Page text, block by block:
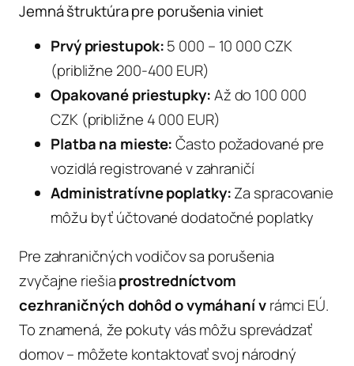
Jemná štruktúra pre porušenia viniet
Prvý priestupok:5 000 – 10 000 CZK
(približne 200-400 EUR)
Opakované priestupky:Až do 100 000
CZK (približne 4 000 EUR)
Platba na mieste:Často požadované pre
vozidlá registrované v zahraničí
Administratívne poplatky:Za spracovanie
môžu byť účtované dodatočné poplatky
Pre zahraničných vodičov sa porušenia
zvyčajne riešiaprostredníctvom
cezhraničných dohôd o vymáhaní vrámci EÚ.
To znamená, že pokuty vás môžu sprevádzať
domov – môžete kontaktovať svoj národný